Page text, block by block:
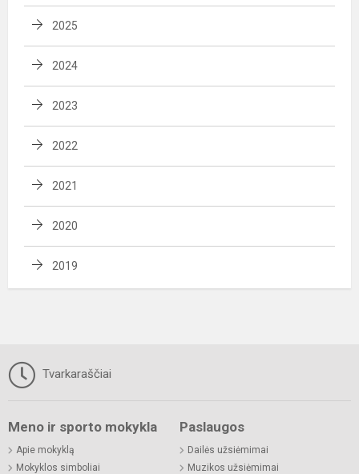
2025
2024
2023
2022
2021
2020
2019
Tvarkaraščiai
Meno ir sporto mokykla
Apie mokyklą
Mokyklos simboliai
Paslaugos
Dailės užsiėmimai
Muzikos užsiėmimai